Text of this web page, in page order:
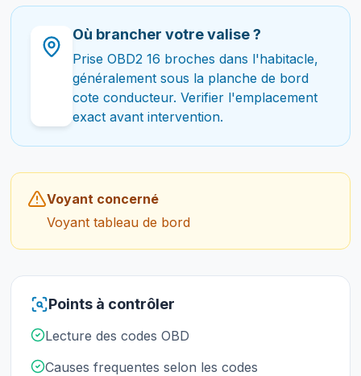
Où brancher votre valise ?
Prise OBD2 16 broches dans l'habitacle,
généralement sous la planche de bord
cote conducteur. Verifier l'emplacement
exact avant intervention.
Voyant concerné
Voyant tableau de bord
Points à contrôler
Lecture des codes OBD
Causes frequentes selon les codes